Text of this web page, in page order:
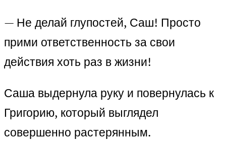
— Не делай глупостей, Саш! Просто
прими ответственность за свои
действия хоть раз в жизни!
Саша выдернула руку и повернулась к
Григорию, который выглядел
совершенно растерянным.